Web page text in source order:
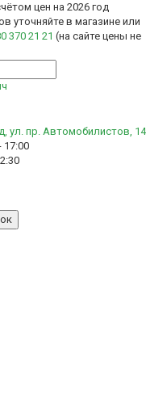
ул. пр. Автомобилистов, 14
17:00
цен на 2026 год
уточняйте в магазине или
370 21 21 (на сайте цены не